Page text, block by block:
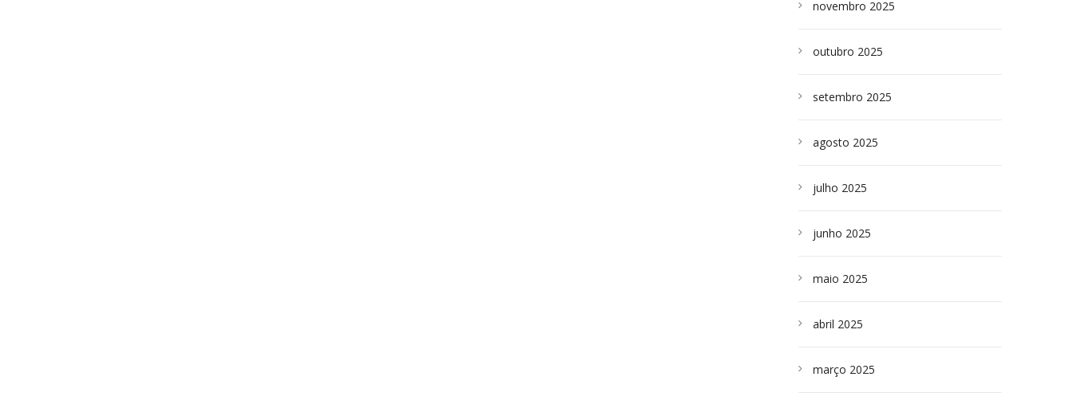
novembro 2025
outubro 2025
setembro 2025
agosto 2025
julho 2025
junho 2025
maio 2025
abril 2025
março 2025